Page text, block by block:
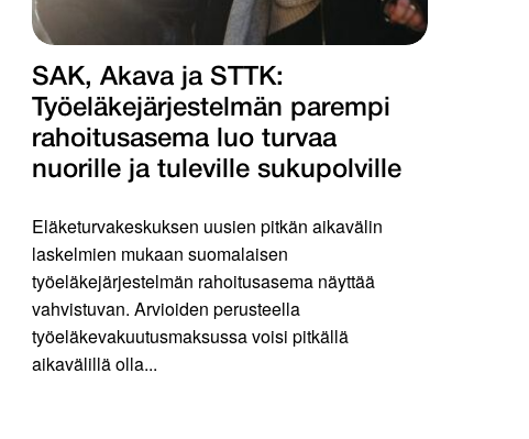
SAK, Akava ja STTK:
Työeläkejärjestelmän parempi
rahoitusasema luo turvaa
nuorille ja tuleville sukupolville
Eläketurvakeskuksen uusien pitkän aikavälin
laskelmien mukaan suomalaisen
työeläkejärjestelmän rahoitusasema näyttää
vahvistuvan. Arvioiden perusteella
työeläkevakuutusmaksussa voisi pitkällä
aikavälillä olla...